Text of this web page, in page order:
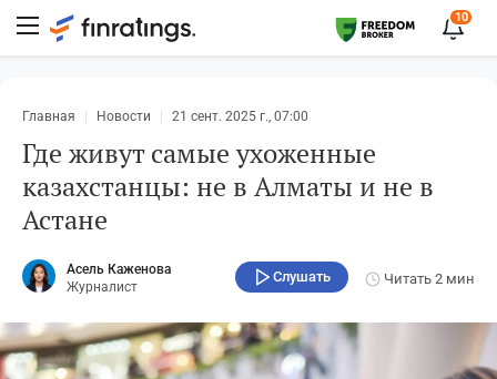
10
Главная Новости 21 сент. 2025 г., 07:00
Где живут самые ухоженные
казахстанцы: не в Алматы и не в
Астане
Асель Каженова
Журналист
Слушать Читать 2 мин